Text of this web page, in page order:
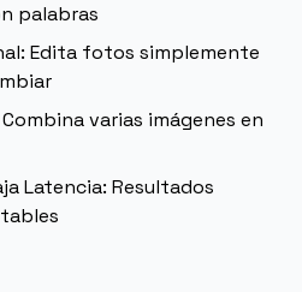
palabras
Edita fotos simplemente
varias imágenes en
Latencia: Resultados